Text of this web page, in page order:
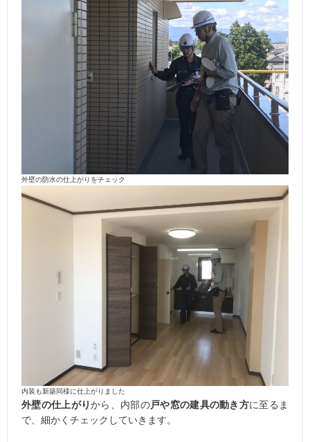
外壁の防水の仕上がりをチェック
内装も新築同様に仕上がりました
外壁の仕上がりから、内部の戸や窓の建具の動き方に至るま
で、細かくチェックしていきます。